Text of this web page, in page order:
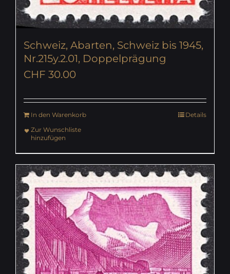
Schweiz, Abarten, Schweiz bis 1945,
Nr.215y.2.01, Doppelprägung
CHF 30.00
In den Warenkorb
Details
Zur Wunschliste
hinzufügen